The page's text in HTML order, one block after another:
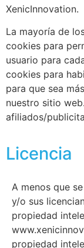
XenicInnovation.
La mayoría de
cookies para
usuario para
cookies para
para que sea
nuestro sitio
afiliados/
Licencia
A menos que
y/o sus
propiedad
propiedad